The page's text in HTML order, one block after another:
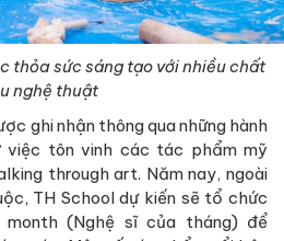
thỏa sức sáng tạo với nhiều chất
nghệ thuật
ghi nhận thông qua những hành
tôn vinh các tác phẩm mỹ
through art. Năm nay, ngoài
TH School dự kiến sẽ tổ chức
(Nghệ sĩ của tháng) để